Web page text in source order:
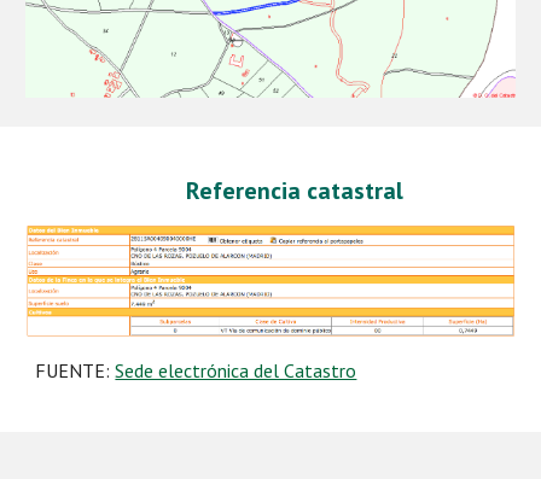
Referencia catastral
FUENTE: Sede electrónica del Catastro